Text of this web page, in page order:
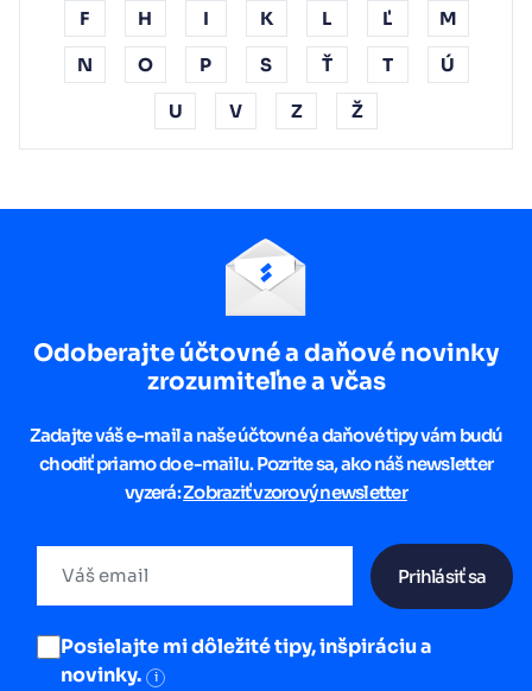
F H I K L Ľ M
N O P S Ť T Ú
U V Z Ž
Odoberajte účtovné a daňové novinky
zrozumiteľne a včas
Zadajte váš e-mail a naše účtovné a daňové tipy vám budú
chodiť priamo do e-mailu. Pozrite sa, ako náš newsletter
vyzerá:Zobraziť vzorový newsletter
Prihlásiť sa
Posielajte mi dôležité tipy, inšpiráciu a
novinky.
i